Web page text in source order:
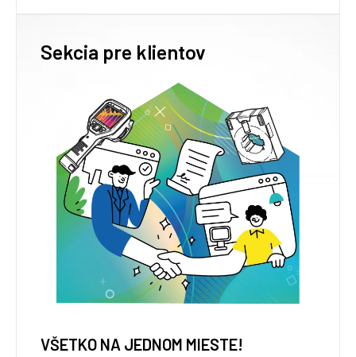
Sekcia pre klientov
VŠETKO NA JEDNOM MIESTE!